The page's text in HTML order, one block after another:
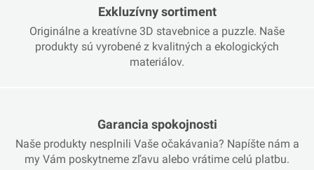
Exkluzívny sortiment
Originálne a kreatívne 3D stavebnice a puzzle. Naše
produkty sú vyrobené z kvalitných a ekologických
materiálov.
Garancia spokojnosti
Naše produkty nesplnili Vaše očakávania? Napíšte nám a
my Vám poskytneme zľavu alebo vrátime celú platbu.